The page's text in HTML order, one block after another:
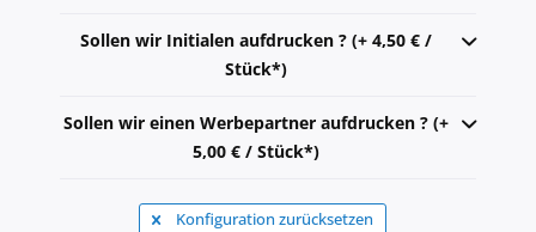
Sollen wir Initialen aufdrucken ? (+ 4,50 € /
Stück*)
Sollen wir einen Werbepartner aufdrucken ? (+
5,00 € / Stück*)
Konfiguration zurücksetzen